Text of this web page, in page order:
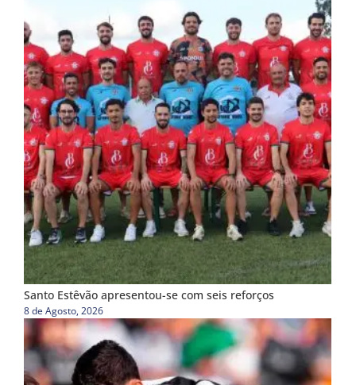
Santo Estêvão apresentou-se com seis reforços
8 de Agosto, 2026